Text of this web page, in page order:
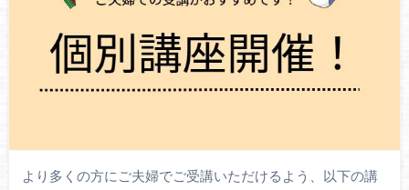
より多くの方にご夫婦でご受講いただけるよう、以下の講